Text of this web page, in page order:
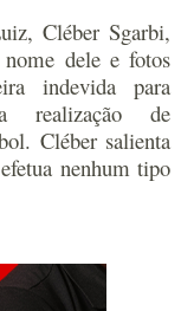
Cléber Sgarbi,
dele e fotos
indevida para
realização de
Cléber salienta
nenhum tipo